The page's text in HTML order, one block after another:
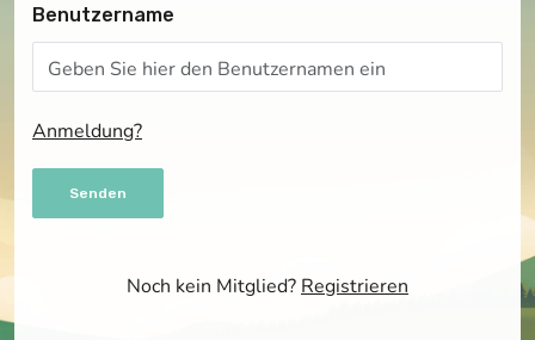
Benutzername
Anmeldung?
Senden
Noch kein Mitglied? Registrieren